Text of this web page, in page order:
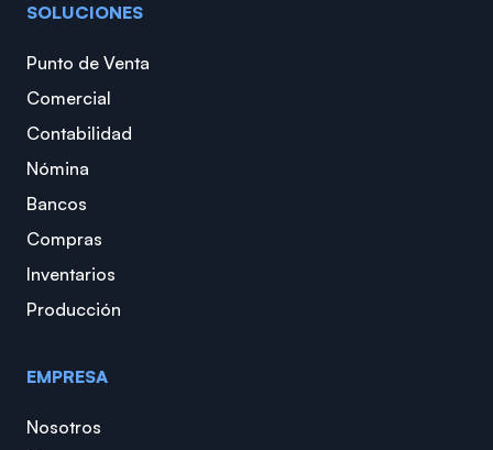
SOLUCIONES
Punto de Venta
Comercial
Contabilidad
Nómina
Bancos
Compras
Inventarios
Producción
EMPRESA
Nosotros